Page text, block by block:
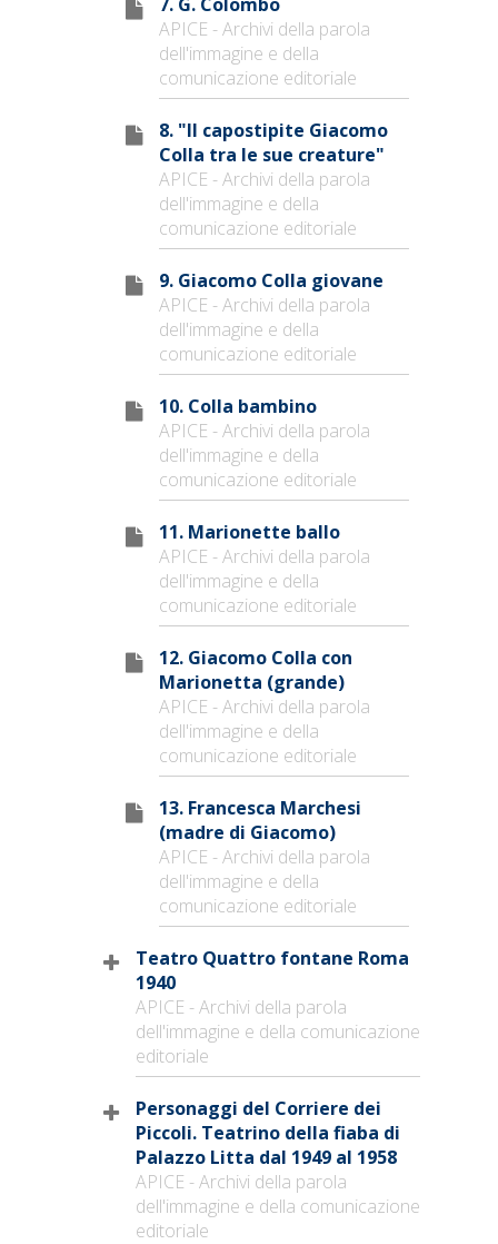
APICE - Archivi della parola
dell'immagine e della
comunicazione editoriale
8. "Il capostipite Giacomo
Colla tra le sue creature"
APICE - Archivi della parola
dell'immagine e della
comunicazione editoriale
9. Giacomo Colla giovane
APICE - Archivi della parola
dell'immagine e della
comunicazione editoriale
10. Colla bambino
APICE - Archivi della parola
dell'immagine e della
comunicazione editoriale
11. Marionette ballo
APICE - Archivi della parola
dell'immagine e della
comunicazione editoriale
12. Giacomo Colla con
Marionetta (grande)
APICE - Archivi della parola
dell'immagine e della
comunicazione editoriale
13. Francesca Marchesi
(madre di Giacomo)
APICE - Archivi della parola
dell'immagine e della
comunicazione editoriale
Teatro Quattro fontane Roma
1940
APICE - Archivi della parola
dell'immagine e della comunicazione
editoriale
Personaggi del Corriere dei
Piccoli. Teatrino della fiaba di
Palazzo Litta dal 1949 al 1958
APICE - Archivi della parola
dell'immagine e della comunicazione
editoriale